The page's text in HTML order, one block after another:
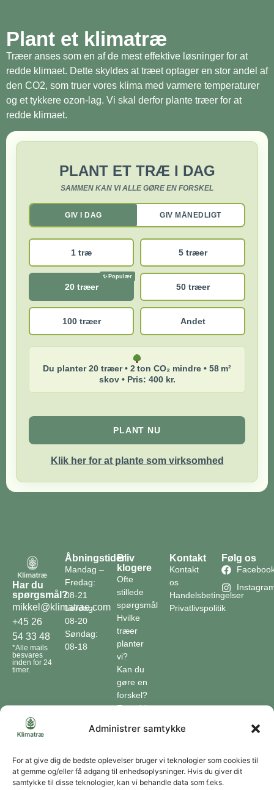
Administrer samtykke
For at give dig de bedste oplevelser bruger vi teknologier som cookies til
at gemme og/eller få adgang til enhedsoplysninger. Hvis du giver dit
samtykke til disse teknologier, kan vi behandle data som f.eks.
Plant et klimatræ
Træer anses som en af de mest effektive løsninger for at
redde klimaet. Dette skyldes at træet optager en stor andel af
den CO2, som truer vores klima med varmere temperaturer
og et tykkere ozon-lag. Vi skal derfor plante træer for at
redde klimaet.
PLANT ET TRÆ I DAG
SAMMEN KAN VI ALLE GØRE EN FORSKEL
GIV I DAG GIV MÅNEDLIGT
1 træ 5 træer
20 træer 50 træer
100 træer Andet
Du planter 20 træer • 2 ton CO₂ mindre • 58 m²
skov • Pris: 400 kr.
PLANT NU
Klik her for at plante som virksomhed
Har du
spørgsmål?
mikkel@klimatrae.com
+45 26
54 33 48
*Alle mails
besvares
inden for 24
timer.
Åbningstider
Mandag –
Fredag:
08-21
Lørdag:
08-20
Søndag:
08-18
Bliv
klogere
Ofte
stillede
spørgsmål
Hvilke
træer
planter
vi?
Kan du
gøre en
forskel?
En guide
Klimaordbogen
optager
træer
co2?
Kontakt
Kontakt
os
Handelsbetingelser
Privatlivspolitik
Følg os